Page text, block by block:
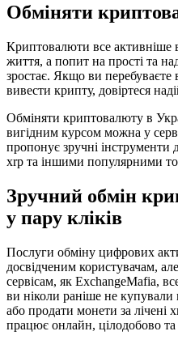
Обміняти
Криптовалюти все активніше
життя, а попит на прості та
зростає. Якщо ви перебуваєте
вивести крипту, довіртеся
Обміняти криптовалюту в
вигідним курсом можна у
пропонує зручні інструменти
xrp та іншими популярними
Зручний обмін
у пару кліків
Послуги обміну цифрових
досвідченим користувачам,
сервісам, як ExchangeMafia,
ви ніколи раніше не
або продати монети за
працює онлайн, цілодобово та